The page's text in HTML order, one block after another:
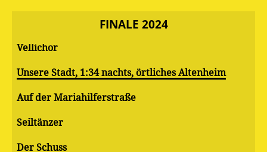
FINALE 2024
Vellichor
Unsere Stadt, 1:34 nachts, örtliches Altenheim
Auf der Mariahilferstraße
Seiltänzer
Der Schuss